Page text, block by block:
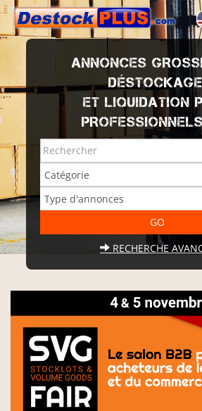
ANNONCES
ET LIQUIDATION
RECHERCHE